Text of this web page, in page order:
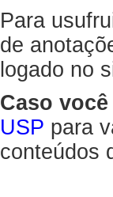
Para
de
logado no
Caso
USP para
conteúdos